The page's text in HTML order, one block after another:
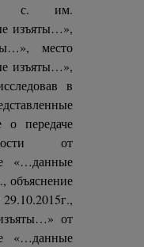
с. им.
изъяты…»,
место
изъяты…»,
в
о передаче
от
«…данные
объяснение
от
«…данные